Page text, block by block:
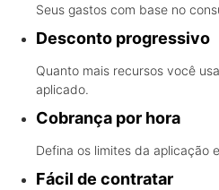
Seus gastos com base no
Desconto progressivo
Quanto mais recursos você
aplicado.
Cobrança por hora
Defina os limites da aplicação
Fácil de contratar